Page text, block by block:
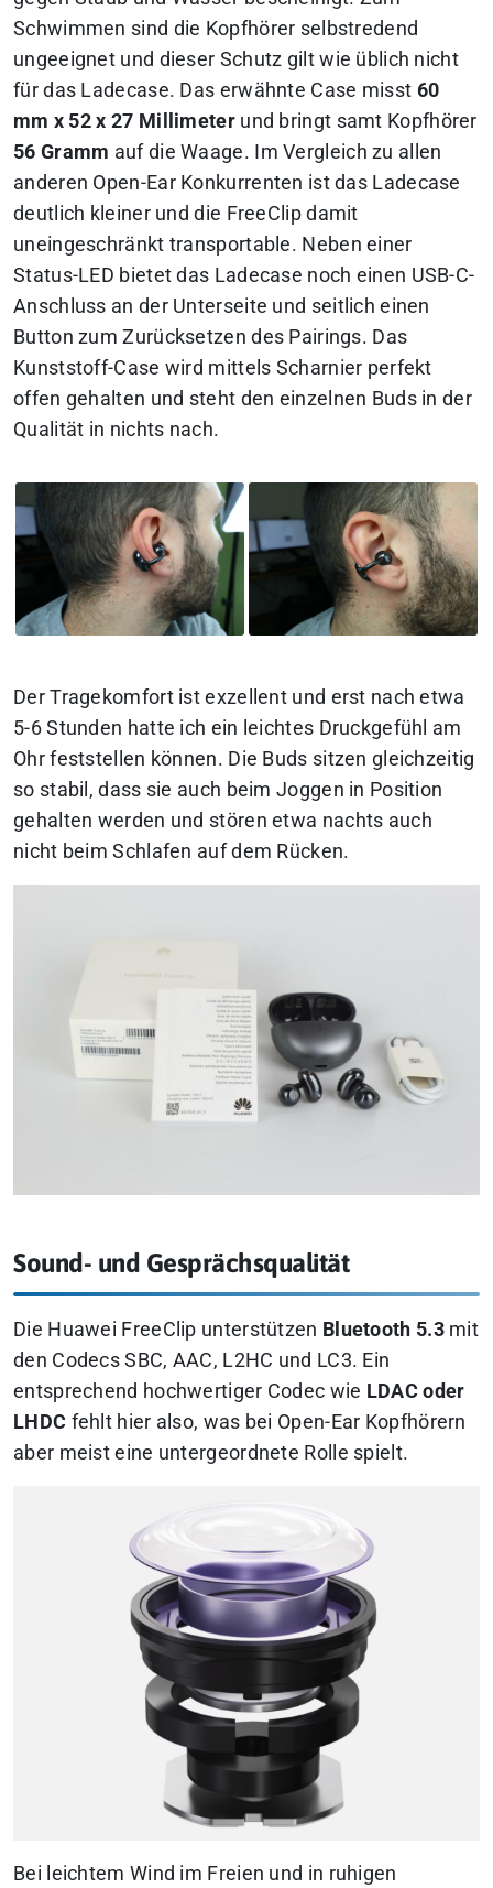
Schwimmen sind die Kopfhörer selbstredend
ungeeignet und dieser Schutz gilt wie üblich nicht
für das Ladecase. Das erwähnte Case misst 60
mm x 52 x 27 Millimeterund bringt samt Kopfhörer
56 Gramm auf die Waage. Im Vergleich zu allen
anderen Open-Ear Konkurrenten ist das Ladecase
deutlich kleiner und die FreeClip damit
uneingeschränkt transportable. Neben einer
Status-LED bietet das Ladecase noch einen USB-C-
Anschluss an der Unterseite und seitlich einen
Button zum Zurücksetzen des Pairings. Das
Kunststoff-Case wird mittels Scharnier perfekt
offen gehalten und steht den einzelnen Buds in der
Qualität in nichts nach.
Der Tragekomfort ist exzellent und erst nach etwa
5-6 Stunden hatte ich ein leichtes Druckgefühl am
Ohr feststellen können. Die Buds sitzen gleichzeitig
so stabil, dass sie auch beim Joggen in Position
gehalten werden und stören etwa nachts auch
nicht beim Schlafen auf dem Rücken.
Sound- und Gesprächsqualität
Die Huawei FreeClip unterstützen Bluetooth 5.3mit
den Codecs SBC, AAC, L2HC und LC3. Ein
entsprechend hochwertiger Codec wie LDAC oder
LHDC fehlt hier also, was bei Open-Ear Kopfhörern
aber meist eine untergeordnete Rolle spielt.
Bei leichtem Wind im Freien und in ruhigen